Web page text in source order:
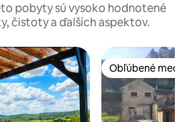
pobyty sú vysoko hodnotené
čistoty a ďalších aspektov.
Obľúbené medzi
Obľúbené medzi